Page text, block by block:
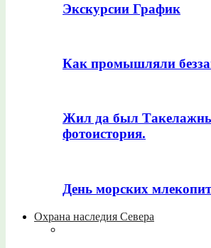
Экскурсии График
Как промышляли
Жил да был
фотоистория.
День морских
Охрана наследия Севера